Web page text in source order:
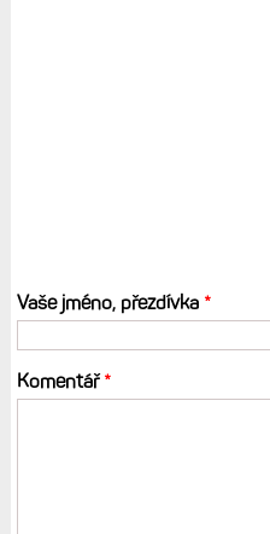
Vaše jméno, přezdívka *
Komentář*